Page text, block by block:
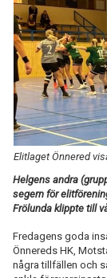
KONTAKT
LIVESÄNDNING
TABELL
Elitlaget Önnered
Helgens andra
segern för
Frölunda klippte till
Fredagens goda
Önnereds HK,
några tillfällen och